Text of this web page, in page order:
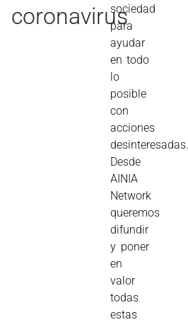
coronavirussociedad
para
ayudar
en todo
lo
posible
con
acciones
desinteresadas.
Desde
AINIA
Network
queremos
difundir
y poner
en
valor
todas
estas